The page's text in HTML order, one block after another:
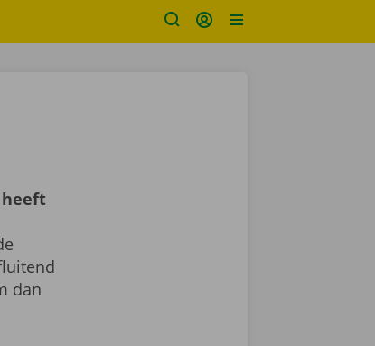
heeft
dan